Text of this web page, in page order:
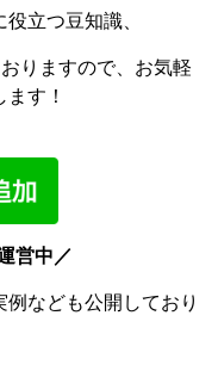
立つ豆知識、
りますので、お気軽
す！
営中／
なども公開しており